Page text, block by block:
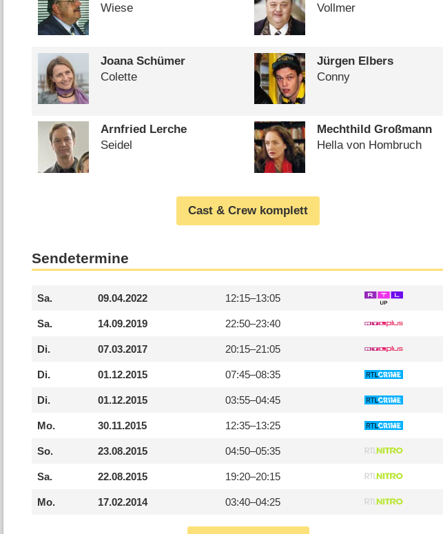
Wiese
Vollmer
Joana Schümer
Colette
Jürgen Elbers
Conny
Arnfried Lerche
Seidel
Mechthild Großmann
Hella von Hombruch
Cast & Crew komplett
Sendetermine
Sa. 09.04.2022 12:15–13:05
Sa. 14.09.2019 22:50–23:40
Di. 07.03.2017 20:15–21:05
Di. 01.12.2015 07:45–08:35
Di. 01.12.2015 03:55–04:45
Mo. 30.11.2015 12:35–13:25
So. 23.08.2015 04:50–05:35
Sa. 22.08.2015 19:20–20:15
Mo. 17.02.2014 03:40–04:25